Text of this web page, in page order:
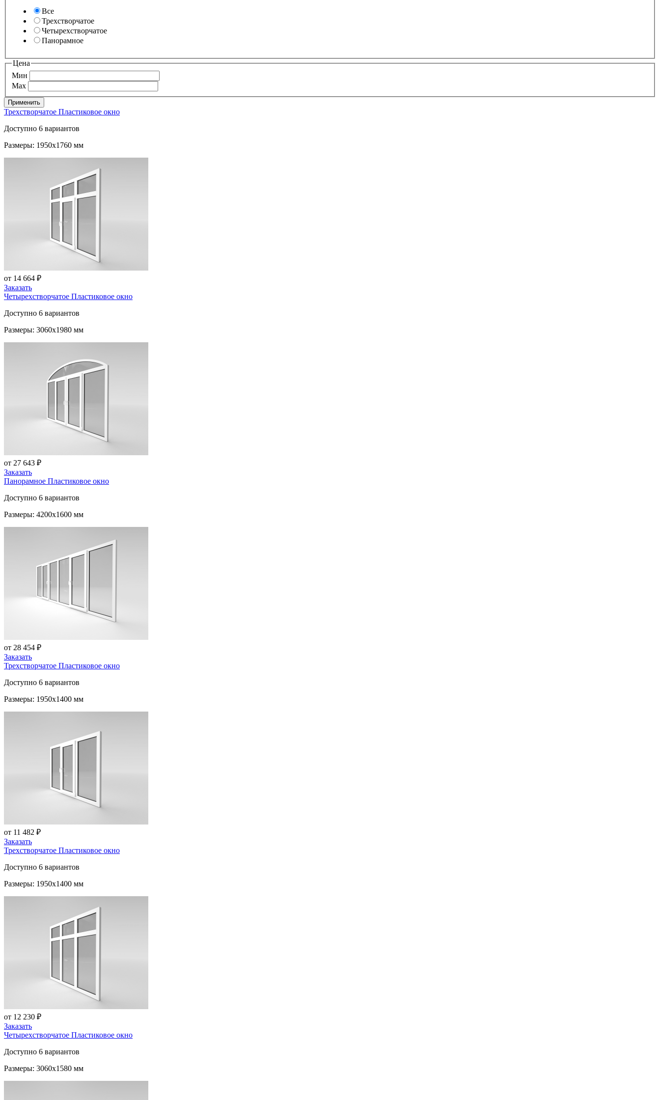
Все
Трехстворчатое
Четырехстворчатое
Панорамное
Цена
Мин
Max
Трехстворчатое Пластиковое окно
Доступно 6 вариантов
Размеры: 1950x1760 мм
от 14 664 ₽
Заказать
Четырехстворчатое Пластиковое окно
Доступно 6 вариантов
Размеры: 3060x1980 мм
от 27 643 ₽
Заказать
Панорамное Пластиковое окно
Доступно 6 вариантов
Размеры: 4200x1600 мм
от 28 454 ₽
Заказать
Трехстворчатое Пластиковое окно
Доступно 6 вариантов
Размеры: 1950x1400 мм
от 11 482 ₽
Заказать
Трехстворчатое Пластиковое окно
Доступно 6 вариантов
Размеры: 1950x1400 мм
от 12 230 ₽
Заказать
Четырехстворчатое Пластиковое окно
Доступно 6 вариантов
Размеры: 3060x1580 мм